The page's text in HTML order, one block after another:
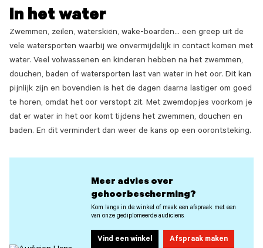
In het water
Zwemmen, zeilen, waterskiën, wake-boarden... een greep uit de
vele watersporten waarbij we onvermijdelijk in contact komen met
water. Veel volwassenen en kinderen hebben na het zwemmen,
douchen, baden of watersporten last van water in het oor. Dit kan
pijnlijk zijn en bovendien is het de dagen daarna lastiger om goed
te horen, omdat het oor verstopt zit. Met zwemdopjes voorkom je
dat er water in het oor komt tijdens het zwemmen, douchen en
baden. En dit vermindert dan weer de kans op een oorontsteking.
Meer advies over
gehoorbescherming?
Kom langs in de winkel of maak een afspraak met een
van onze gediplomeerde audiciens.
Vind een winkel Afspraak maken